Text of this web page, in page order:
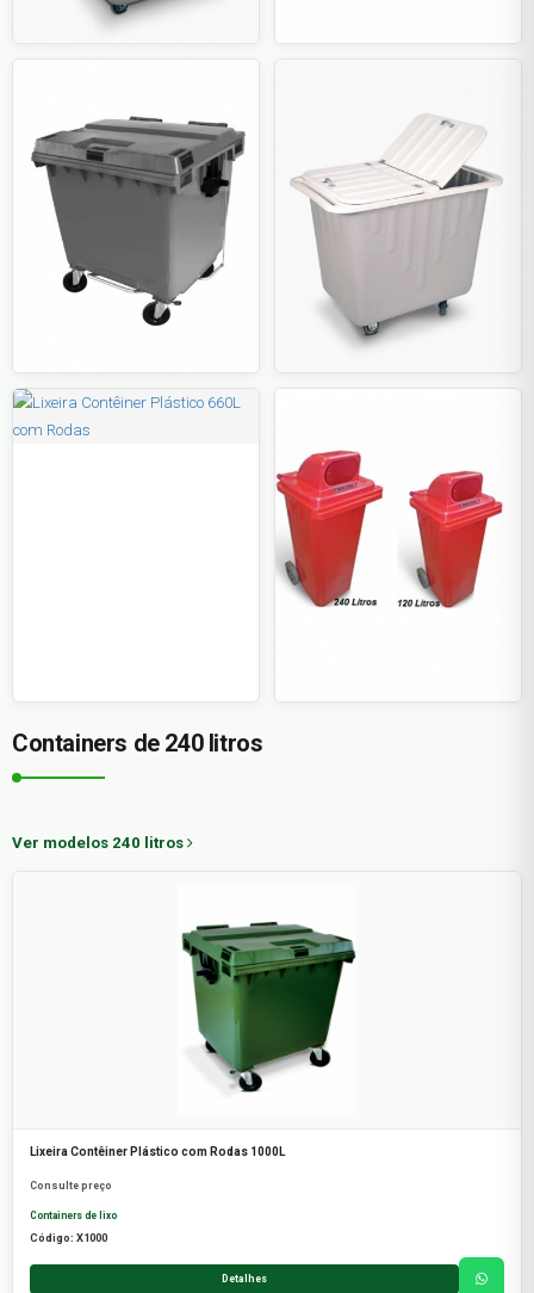
Containers de 240 litros
Ver modelos 240 litros
Lixeira Contêiner Plástico com Rodas 1000L
Consulte preço
Containers de lixo
Código: X1000
Detalhes